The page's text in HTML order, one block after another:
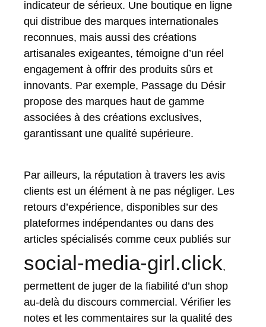
indicateur de sérieux. Une boutique en ligne
qui distribue des marques internationales
reconnues, mais aussi des créations
artisanales exigeantes, témoigne d’un réel
engagement à offrir des produits sûrs et
innovants. Par exemple, Passage du Désir
propose des marques haut de gamme
associées à des créations exclusives,
garantissant une qualité supérieure.
Par ailleurs, la réputation à travers les avis
clients est un élément à ne pas négliger. Les
retours d’expérience, disponibles sur des
plateformes indépendantes ou dans des
articles spécialisés comme ceux publiés sur
social-media-girl.click,
permettent de juger de la fiabilité d’un shop
au-delà du discours commercial. Vérifier les
notes et les commentaires sur la qualité des